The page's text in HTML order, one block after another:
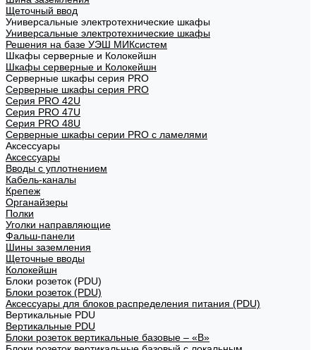
Щеточный ввод
Универсальные электротехнические шкафы
Универсальные электротехнические шкафы
Решения на базе УЭШ МИКсистем
Шкафы серверные и Колокейшн
Шкафы серверные и Колокейшн
Серверные шкафы серия PRO
Серверные шкафы серия PRO
Серия PRO 42U
Серия PRO 47U
Серия PRO 48U
Серверные шкафы серии PRO с ламелями
Аксессуары
Аксессуары
Вводы с уплотнением
Кабель-каналы
Крепеж
Органайзеры
Полки
Уголки направляющие
Фальш-панели
Шины заземления
Щеточные вводы
Колокейшн
Блоки розеток (PDU)
Блоки розеток (PDU)
Аксессуары для блоков распределения питания (PDU)
Вертикальные PDU
Вертикальные PDU
Блоки розеток вертикальные базовые – «В»